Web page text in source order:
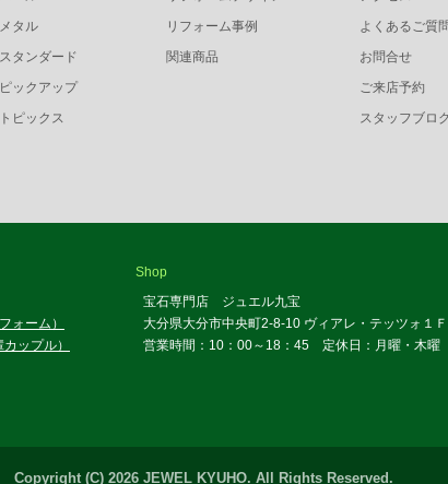
メタル
スタンダード
ピックアップ
トピックス
リフォーム事例
関連商品
よくあるご質
お問合せ
ご来店予約
スタッフブロ
ォーム）
ップル）
Shop
宝石専門店 ジュエル九宝
大分県大分市中央町2-8-10 ヴィアレ・テッツォ１Ｆ
営業時間：10：00～18：45 定休日：月曜・木曜
Copyright (C) 2026 JEWEL KYUHO. All Rights Reserved.